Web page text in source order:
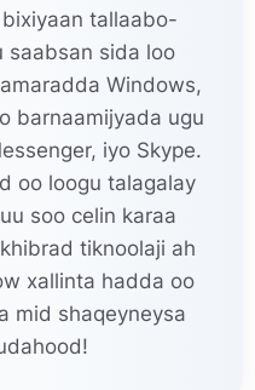
tallaabo-
saabsan sida loo
Windows,
barnaamijyada ugu
iyo Skype.
oo loogu talagalay
soo celin karaa
tiknoolaji ah
xallinta hadda oo
mid shaqeyneysa